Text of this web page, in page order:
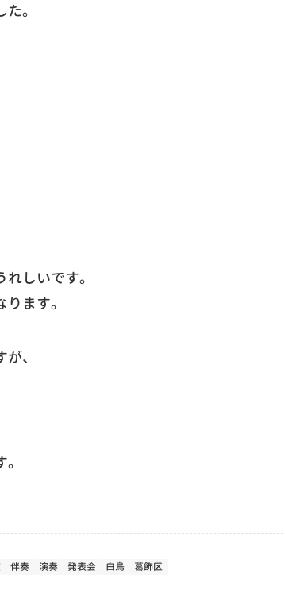
。
しいです。
ます。
、
伴奏 演奏 発表会 白鳥 葛飾区